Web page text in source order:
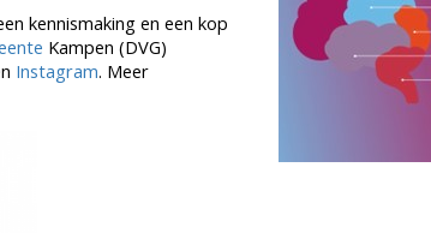
kennismaking en een kop
Kampen (DVG)
Instagram. Meer